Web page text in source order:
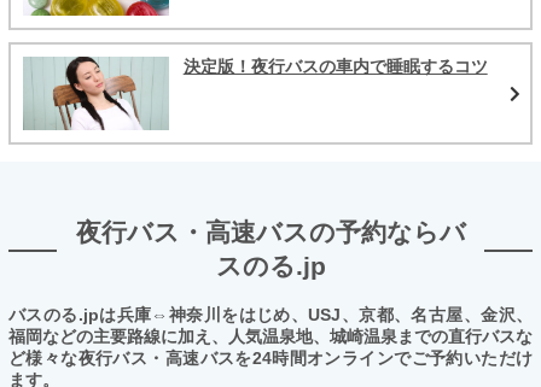
決定版！夜行バスの車内で睡眠するコツ
夜行バス・高速バスの予約ならバ
スのる.jp
バスのる.jpは兵庫⇔神奈川をはじめ、USJ、京都、名古屋、金沢、
福岡などの主要路線に加え、人気温泉地、城崎温泉までの直行バスな
ど様々な夜行バス・高速バスを24時間オンラインでご予約いただけ
ます。